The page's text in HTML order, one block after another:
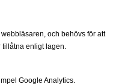
och behövs för att
tillåtna enligt lagen.
Google Analytics.